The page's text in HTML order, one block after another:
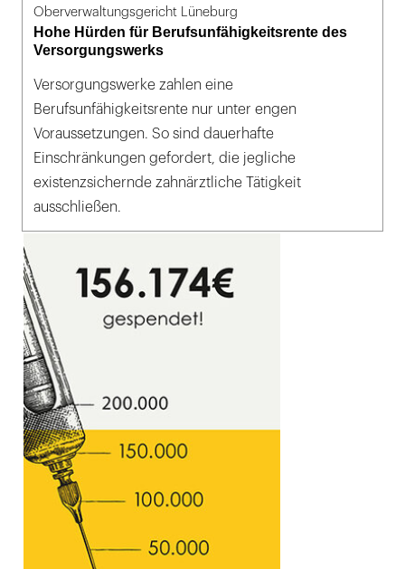
Oberverwaltungsgericht Lüneburg
Hohe Hürden für Berufsunfähigkeitsrente des
Versorgungswerks
Versorgungswerke zahlen eine
Berufsunfähigkeitsrente nur unter engen
Voraussetzungen. So sind dauerhafte
Einschränkungen gefordert, die jegliche
existenzsichernde zahnärztliche Tätigkeit
ausschließen.